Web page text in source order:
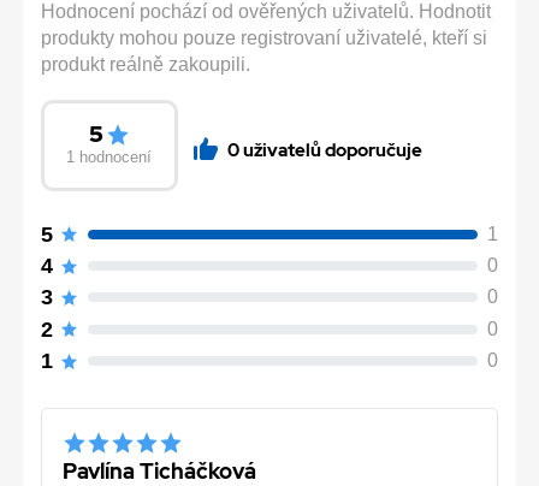
Hodnocení pochází od ověřených uživatelů. Hodnotit
produkty mohou pouze registrovaní uživatelé, kteří si
produkt reálně zakoupili.
5
1 hodnocení 0 uživatelů doporučuje
5 1
4 0
3 0
2 0
1 0
Pavlína Ticháčková